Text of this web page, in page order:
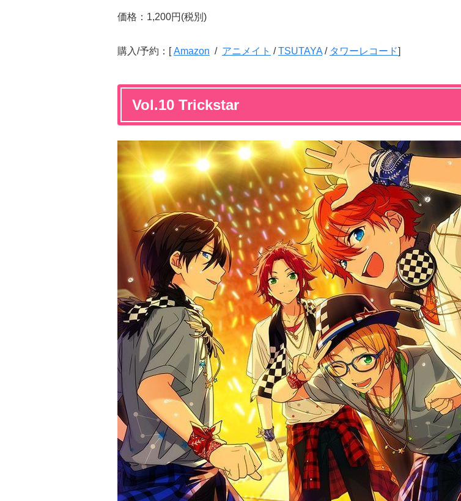
価格：1,200円(税別)
購入/予約：[Amazon / アニメイト /TSUTAYA / タワーレコード]
Vol.10 Trickstar